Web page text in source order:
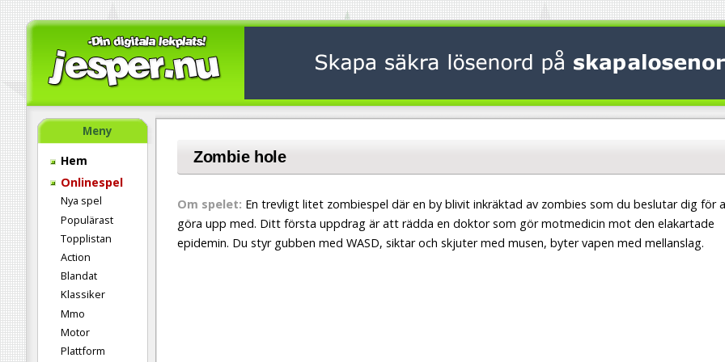
Meny
Hem
Onlinespel
Nya spel
Populärast
Topplistan
Action
Blandat
Klassiker
Mmo
Motor
Plattform
Zombie hole
Om spelet: En trevligt litet zombiespel där en by blivit inkräktad av zombies som du beslutar dig för
göra upp med. Ditt första uppdrag är att rädda en doktor som gör motmedicin mot den elakartade
epidemin. Du styr gubben med WASD, siktar och skjuter med musen, byter vapen med mellanslag.